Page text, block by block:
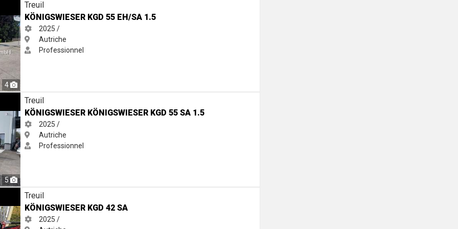
4
1.5
Treuil
KÖNIGSWIESER KGD 55 EH/SA 1.5
2025 /
Autriche
Professionnel
5
KGD 55 SA 1.5
Treuil
KÖNIGSWIESER KÖNIGSWIESER KGD 55 SA 1.5
2025 /
Autriche
Professionnel
Treuil
KÖNIGSWIESER KGD 42 SA
2025 /